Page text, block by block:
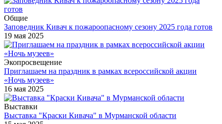
Общие
Заповедник Кивач к пожароопасному сезону 2025 года готов
19 мая 2025
Экопросвещение
Приглашаем на праздник в рамках всероссийской акции
«Ночь музеев»
16 мая 2025
Выставки
Выставка "Краски Кивача" в Мурманской области